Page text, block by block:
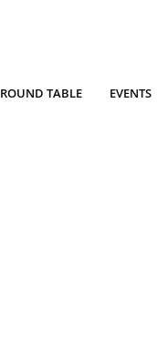
ROUND TABLE EVENTS